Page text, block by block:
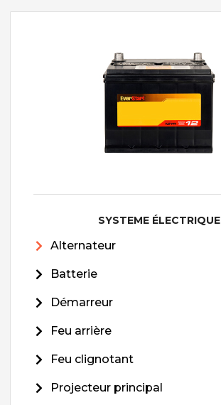
SYSTEME ÉLECTRIQUE
Alternateur
Batterie
Démarreur
Feu arrière
Feu clignotant
Projecteur principal